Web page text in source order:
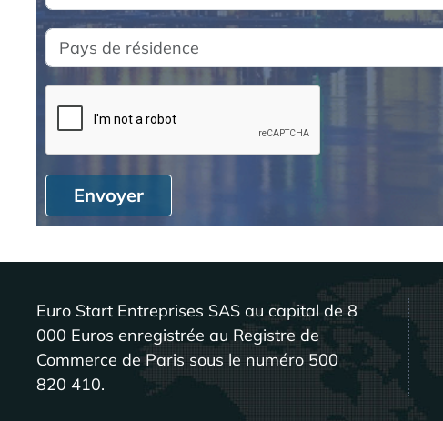
Envoyer
Euro Start Entreprises SAS au capital de 8
000 Euros enregistrée au Registre de
Commerce de Paris sous le numéro 500
820 410.